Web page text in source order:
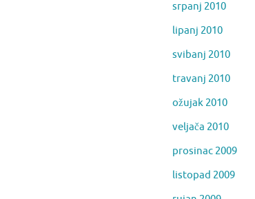
srpanj 2010
lipanj 2010
svibanj 2010
travanj 2010
ožujak 2010
veljača 2010
prosinac 2009
listopad 2009